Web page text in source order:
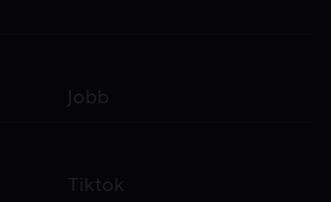
Jobb
Tiktok